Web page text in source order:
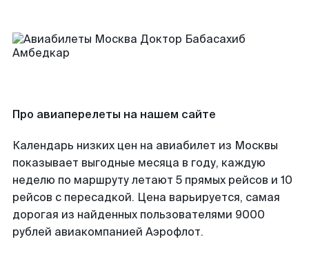
Про авиаперелеты на нашем сайте
Календарь низких цен на авиабилет из Москвы
показывает выгодные месяца в году, каждую
неделю по маршруту летают 5 прямых рейсов и 10
рейсов с пересадкой. Цена варьируется, самая
дорогая из найденных пользователями 9000
рублей авиакомпанией Аэрофлот.